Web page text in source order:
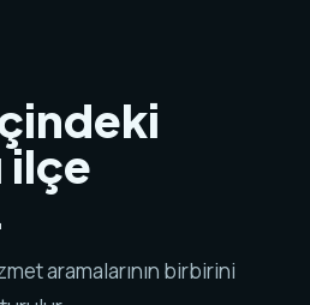
ilçe
aramalarının birbirini